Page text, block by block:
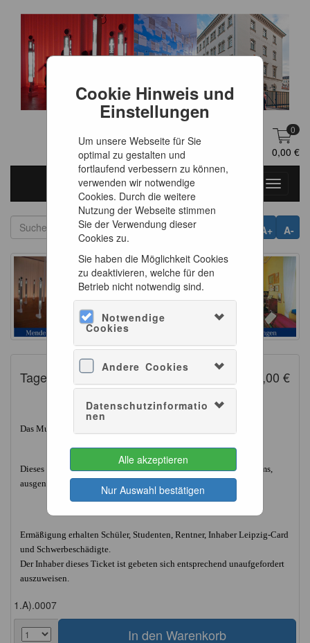
Cookie Hinweis und
Einstellungen
Um unsere Webseite für Sie
optimal zu gestalten und
fortlaufend verbessern zu können,
verwenden wir notwendige
Cookies. Durch die weitere
Nutzung der Webseite stimmen
Sie der Verwendung dieser
Cookies zu.
Sie haben die Möglichkeit Cookies
zu deaktivieren, welche für den
Betrieb nicht notwendig sind.
Notwendige
Cookies
Andere Cookies
Datenschutzinformatio
nen
Alle akzeptieren
Nur Auswahl bestätigen
DE
0
0,00 €
Toggle
A-
A+
8,00 €
Tagesticket Museum ermäßigt
Das Museum ist täglich von 10Uhr bis 18Uhr geöffnet.
Dieses Ticket berechtigt zum einmaligen Besuch unseres Museums,
ausgenommen hiervon sind unsere Konzertveranstaltungen.
Ermäßigung erhalten Schüler, Studenten, Rentner, Inhaber Leipzig-Card
und Schwerbeschädigte.
Der Inhaber dieses Ticket ist gebeten sich entsprechend unaufgefordert
auszuweisen.
1.A).0007